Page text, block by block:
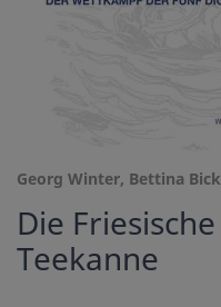
Georg Winter, Bettina Bick
Die Friesische
Teekanne